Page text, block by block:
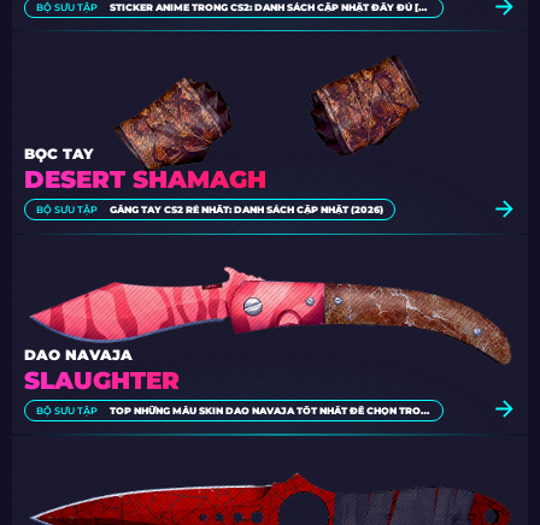
BỘ SƯU TẬP STICKER ANIME TRONG CS2: DANH SÁCH CẬP NHẬT ĐẦY ĐỦ [2026]
DESERT SHAMAGH
BỌC TAY
BỘ SƯU TẬP GĂNG TAY CS2 RẺ NHẤT: DANH SÁCH CẬP NHẬT (2026)
SLAUGHTER
DAO NAVAJA
BỘ SƯU TẬP TOP NHỮNG MẪU SKIN DAO NAVAJA TỐT NHẤT ĐỂ CHỌN TRONG CS2 [2026]